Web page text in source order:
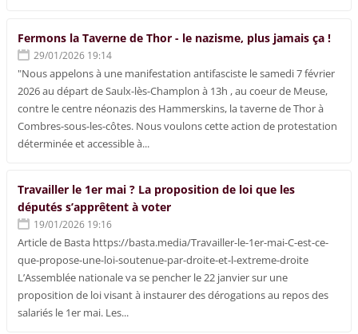
Fermons la Taverne de Thor - le nazisme, plus jamais ça !
29/01/2026 19:14
"Nous appelons à une manifestation antifasciste le samedi 7 février
2026 au départ de Saulx-lès-Champlon à 13h , au coeur de Meuse,
contre le centre néonazis des Hammerskins, la taverne de Thor à
Combres-sous-les-côtes. Nous voulons cette action de protestation
déterminée et accessible à...
Travailler le 1er mai ? La proposition de loi que les
députés s’apprêtent à voter
19/01/2026 19:16
Article de Basta https://basta.media/Travailler-le-1er-mai-C-est-ce-
que-propose-une-loi-soutenue-par-droite-et-l-extreme-droite
L’Assemblée nationale va se pencher le 22 janvier sur une
proposition de loi visant à instaurer des dérogations au repos des
salariés le 1er mai. Les...